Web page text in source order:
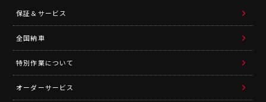
保証＆サービス
全国納車
特別作業について
オーダーサービス